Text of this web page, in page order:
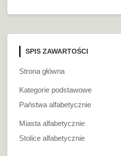
SPIS ZAWARTOŚCI
Strona główna
Kategorie podstawowe
Państwa alfabetycznie
Miasta alfabetycznie
Stolice alfabetycznie